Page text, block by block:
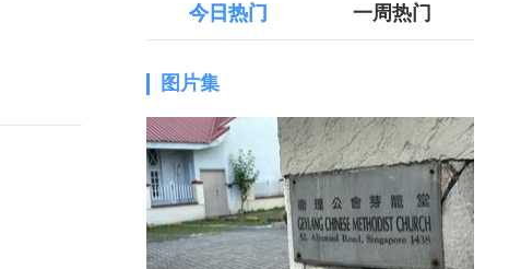
今日热门 一周热门
图片集